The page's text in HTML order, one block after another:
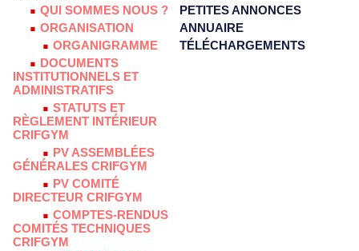
QUI SOMMES NOUS ?
ORGANISATION
ORGANIGRAMME
DOCUMENTS
INSTITUTIONNELS ET
ADMINISTRATIFS
STATUTS ET
RÈGLEMENT INTÉRIEUR
CRIFGYM
PV ASSEMBLÉES
GÉNÉRALES CRIFGYM
PV COMITÉ
DIRECTEUR CRIFGYM
COMPTES-RENDUS
COMITÉS TECHNIQUES
CRIFGYM
PETITES ANNONCES
ANNUAIRE
TÉLÉCHARGEMENTS